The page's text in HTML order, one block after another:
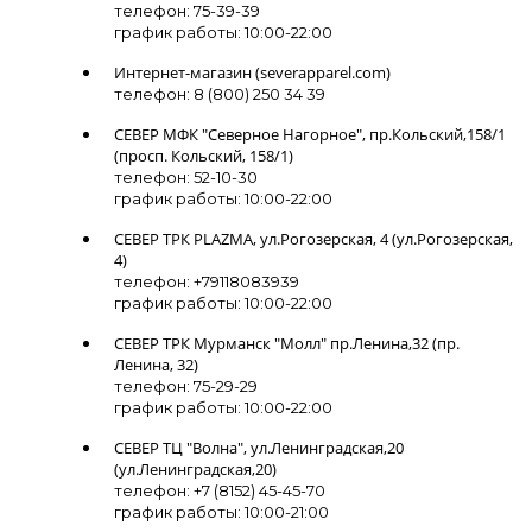
телефон: 75-39-39
график работы: 10:00-22:00
Интернет-магазин (severapparel.com)
телефон: 8 (800) 250 34 39
СЕВЕР МФК "Северное Нагорное", пр.Кольский,158/1
(просп. Кольский, 158/1)
телефон: 52-10-30
график работы: 10:00-22:00
СЕВЕР ТРК PLAZMA, ул.Рогозерская, 4 (ул.Рогозерская,
4)
телефон: +79118083939
график работы: 10:00-22:00
СЕВЕР ТРК Мурманск "Молл" пр.Ленина,32 (пр.
Ленина, 32)
телефон: 75-29-29
график работы: 10:00-22:00
СЕВЕР ТЦ "Волна", ул.Ленинградская,20
(ул.Ленинградская,20)
телефон: +7 (8152) 45-45-70
график работы: 10:00-21:00